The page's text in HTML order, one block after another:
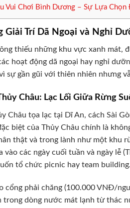
Vui Chơi Bình Dương – Sự Lựa Chọn
Giải Trí Dã Ngoại và Nghỉ
thiếu những khu vực xanh mát,
hoạt động dã ngoại hay nghỉ
sự gần gũi với thiên nhiên nhưng
Châu: Lạc Lối Giữa Rừng
Châu tọa lạc tại Dĩ An, cách Sài
biệt của Thủy Châu chính là
thật và trong lành như một khu
vào các ngày cuối tuần và ngày lễ
tổ chức picnic hay team
cổng phải chăng (100.000 VNĐ/
trong dòng nước mát lạnh từ thác